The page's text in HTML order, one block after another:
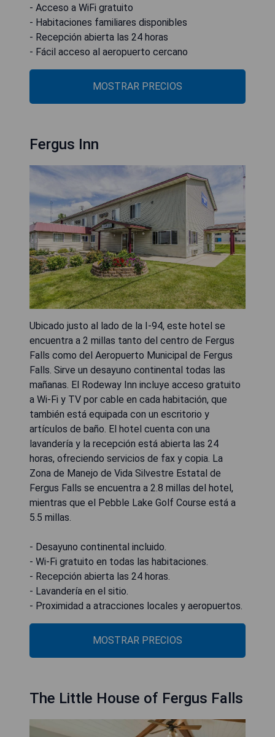
- Acceso a WiFi gratuito
- Habitaciones familiares disponibles
- Recepción abierta las 24 horas
- Fácil acceso al aeropuerto cercano
MOSTRAR PRECIOS
Fergus Inn
Ubicado justo al lado de la I-94, este hotel se
encuentra a 2 millas tanto del centro de Fergus
Falls como del Aeropuerto Municipal de Fergus
Falls. Sirve un desayuno continental todas las
mañanas. El Rodeway Inn incluye acceso gratuito
a Wi-Fi y TV por cable en cada habitación, que
también está equipada con un escritorio y
artículos de baño. El hotel cuenta con una
lavandería y la recepción está abierta las 24
horas, ofreciendo servicios de fax y copia. La
Zona de Manejo de Vida Silvestre Estatal de
Fergus Falls se encuentra a 2.8 millas del hotel,
mientras que el Pebble Lake Golf Course está a
5.5 millas.
- Desayuno continental incluido.
- Wi-Fi gratuito en todas las habitaciones.
- Recepción abierta las 24 horas.
- Lavandería en el sitio.
- Proximidad a atracciones locales y aeropuertos.
MOSTRAR PRECIOS
The Little House of Fergus Falls